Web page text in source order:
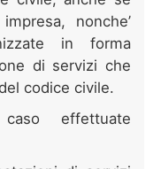
nonche’
in forma
di servizi che
codice civile.
effettuate